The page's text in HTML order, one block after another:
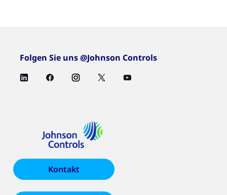
Folgen Sie uns @Johnson Controls
Kontakt